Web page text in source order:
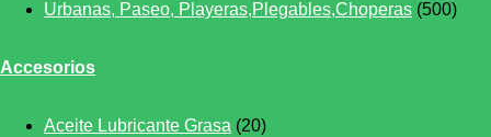
Urbanas, Paseo, Playeras,Plegables,Choperas (500)
Accesorios
Aceite Lubricante Grasa (20)